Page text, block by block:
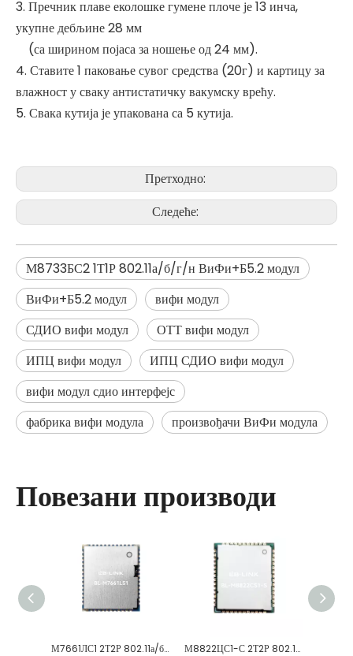
3. Пречник плаве еколошке гумене плоче је 13 инча,
укупне дебљине 28 мм
(са ширином појаса за ношење од 24 мм).
4. Ставите 1 паковање сувог средства (20г) и картицу за
влажност у сваку антистатичку вакумску врећу.
5. Свака кутија је упакована са 5 кутија.
Претходно:
Следеће:
М8733БС2 1Т1Р 802.11а/б/г/н ВиФи+Б5.2 модул
ВиФи+Б5.2 модул
вифи модул
СДИО вифи модул
ОТТ вифи модул
ИПЦ вифи модул
ИПЦ СДИО вифи модул
вифи модул сдио интерфејс
фабрика вифи модула
произвођачи ВиФи модула
Повезани производи
М7661ЛС1 2Т2Р 802.11а/б/г/н/ац ВиФи + модул компатибилан са БТ5.0
М8822ЦС1-С 2Т2Р 802.11а/б/г/н/ац ВиФи + модул компатибилан са БТ5.0